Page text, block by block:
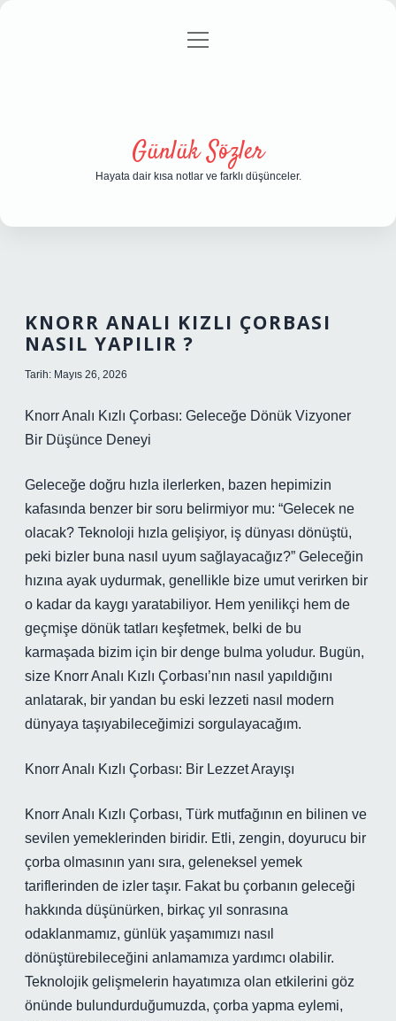
Gizlilik Politikası
menüyü
Günlük Sözler
Hayata dair kısa notlar ve farklı düşünceler.
KNORR ANALI KIZLI ÇORBASI
NASIL YAPILIR ?
Tarih: Mayıs 26, 2026
Knorr Analı Kızlı Çorbası: Geleceğe Dönük Vizyoner
Bir Düşünce Deneyi
Geleceğe doğru hızla ilerlerken, bazen hepimizin
kafasında benzer bir soru belirmiyor mu: “Gelecek ne
olacak? Teknoloji hızla gelişiyor, iş dünyası dönüştü,
peki bizler buna nasıl uyum sağlayacağız?” Geleceğin
hızına ayak uydurmak, genellikle bize umut verirken bir
o kadar da kaygı yaratabiliyor. Hem yenilikçi hem de
geçmişe dönük tatları keşfetmek, belki de bu
karmaşada bizim için bir denge bulma yoludur. Bugün,
size Knorr Analı Kızlı Çorbası’nın nasıl yapıldığını
anlatarak, bir yandan bu eski lezzeti nasıl modern
dünyaya taşıyabileceğimizi sorgulayacağım.
Knorr Analı Kızlı Çorbası: Bir Lezzet Arayışı
Knorr Analı Kızlı Çorbası, Türk mutfağının en bilinen ve
sevilen yemeklerinden biridir. Etli, zengin, doyurucu bir
çorba olmasının yanı sıra, geleneksel yemek
tariflerinden de izler taşır. Fakat bu çorbanın geleceği
hakkında düşünürken, birkaç yıl sonrasına
odaklanmamız, günlük yaşamımızı nasıl
dönüştürebileceğini anlamamıza yardımcı olabilir.
Teknolojik gelişmelerin hayatımıza olan etkilerini göz
önünde bulundurduğumuzda, çorba yapma eylemi,